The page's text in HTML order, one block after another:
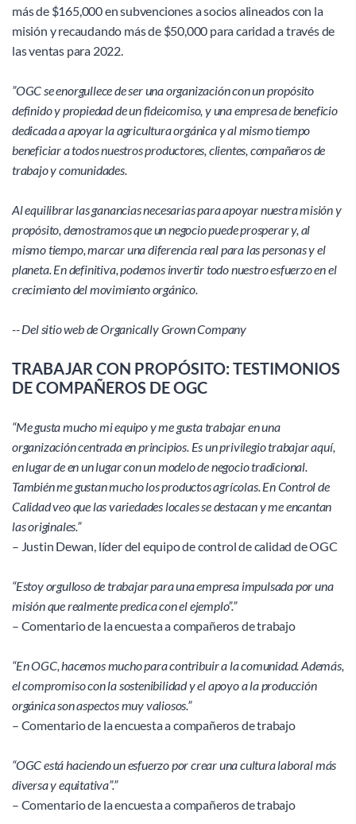
más de $165,000 en subvenciones a socios alineados con la
misión y recaudando más de $50,000 para caridad a través de
las ventas para 2022.
”OGC se enorgullece de ser una organización con un propósito
definido y propiedad de un fideicomiso, y una empresa de beneficio
dedicada a apoyar la agricultura orgánica y al mismo tiempo
beneficiar a todos nuestros productores, clientes, compañeros de
trabajo y comunidades.
Al equilibrar las ganancias necesarias para apoyar nuestra misión y
propósito, demostramos que un negocio puede prosperar y, al
mismo tiempo, marcar una diferencia real para las personas y el
planeta. En definitiva, podemos invertir todo nuestro esfuerzo en el
crecimiento del movimiento orgánico.
-- Del sitio web de Organically Grown Company
TRABAJAR CON PROPÓSITO: TESTIMONIOS
DE COMPAÑEROS DE OGC
“Me gusta mucho mi equipo y me gusta trabajar en una
organización centrada en principios. Es un privilegio trabajar aquí,
en lugar de en un lugar con un modelo de negocio tradicional.
También me gustan mucho los productos agrícolas. En Control de
Calidad veo que las variedades locales se destacan y me encantan
las originales.”
– Justin Dewan, líder del equipo de control de calidad de OGC
“Estoy orgulloso de trabajar para una empresa impulsada por una
misión que realmente predica con el ejemplo”.”
– Comentario de la encuesta a compañeros de trabajo
“En OGC, hacemos mucho para contribuir a la comunidad. Además,
el compromiso con la sostenibilidad y el apoyo a la producción
orgánica son aspectos muy valiosos.”
– Comentario de la encuesta a compañeros de trabajo
“OGC está haciendo un esfuerzo por crear una cultura laboral más
diversa y equitativa”.”
– Comentario de la encuesta a compañeros de trabajo